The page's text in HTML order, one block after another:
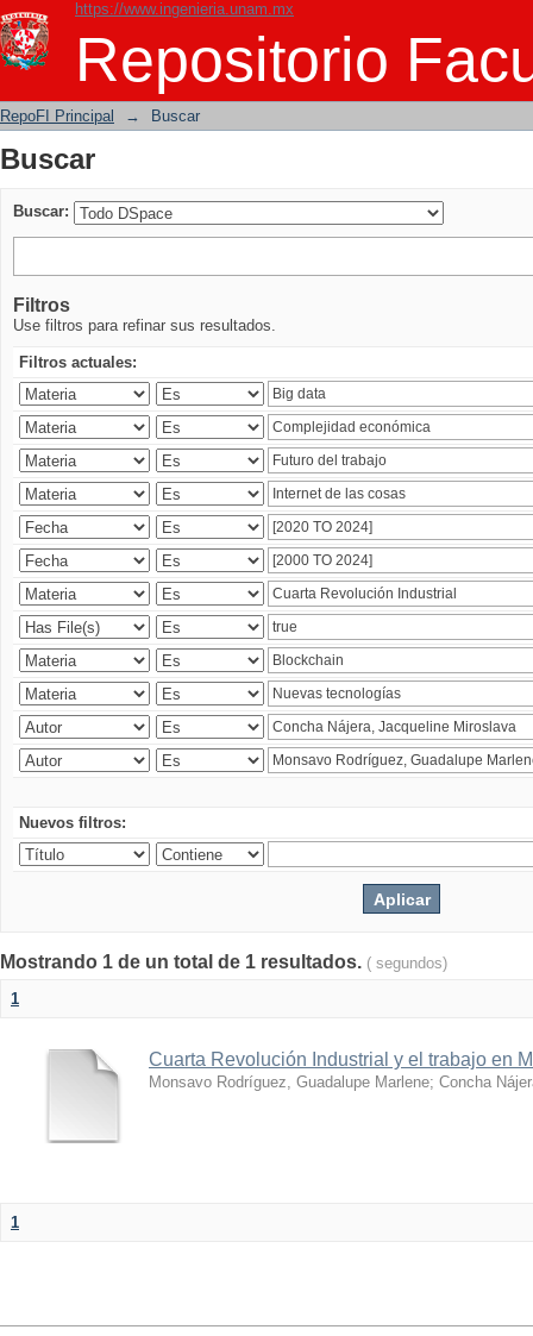
https://www.ingenieria.unam.mx
Repositorio
Buscar
RepoFI Principal → Buscar
Buscar
Buscar:
Filtros
Use filtros para refinar sus resultados.
Filtros actuales:
Nuevos filtros:
Mostrando 1 de un total de 1 resultados. ( segundos)
1
Cuarta Revolución Industrial y el trabajo en
Monsavo Rodríguez, Guadalupe Marlene; Concha
1